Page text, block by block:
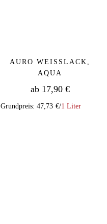
AURO WEISSLACK, A
QUA
ab 17,90 €
Grundpreis: 47,73 €/1 Liter